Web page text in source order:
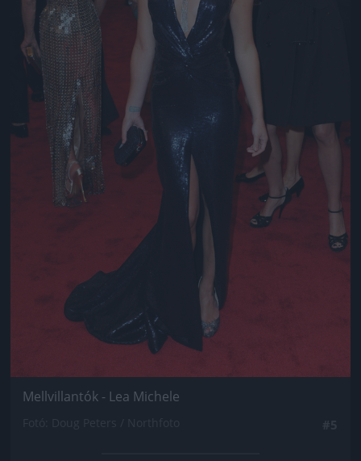
Mellvillantók - Lea Michele